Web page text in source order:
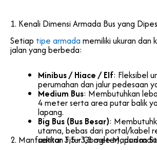
1. Kenali Dimensi Armada Bus yang
Setiap tipe armada memiliki ukuran dan
jalan yang berbeda:
Minibus / Hiace / Elf: Fleksibel
perumahan dan jalur pedesaan
Medium Bus: Membutuhkan
4 meter serta area putar balik
lapang.
Big Bus (Bus Besar):
utama, bebas dari portal/kabel
sekitar 3,5–3,8 meter), dan
2. Manfaatkan Fitur Google Maps dan